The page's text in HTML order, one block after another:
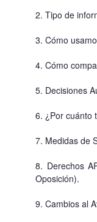
2. Tipo de
3. Cómo
4. Cómo
5. Decisiones
6. ¿Por cuánto
7. Medidas de
8. Derechos
Oposición).
9. Cambios al